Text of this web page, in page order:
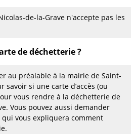
de-la-Grave n'accepte pas les
de déchetterie ?
au préalable à la mairie de Saint-
savoir si une carte d’accès (ou
vous rendre à la déchetterie de
Vous pouvez aussi demander
vous expliquera comment